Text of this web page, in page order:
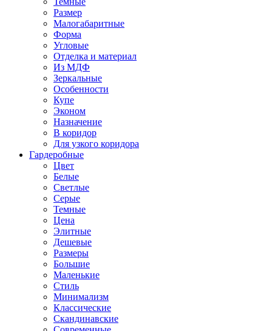
Размер
Малогабаритные
Форма
Угловые
Отделка и материал
Из МДФ
Зеркальные
Особенности
Купе
Эконом
Назначение
В коридор
Для узкого коридора
Гардеробные
Цвет
Белые
Светлые
Серые
Темные
Цена
Элитные
Дешевые
Размеры
Большие
Маленькие
Стиль
Минимализм
Классические
Скандинавские